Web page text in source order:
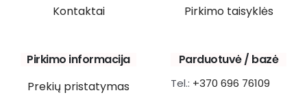
Kontaktai
Pirkimo taisyklės
Pirkimo informacija
Prekių pristatymas
Parduotuvė / bazė
Tel.: +370 696 76109